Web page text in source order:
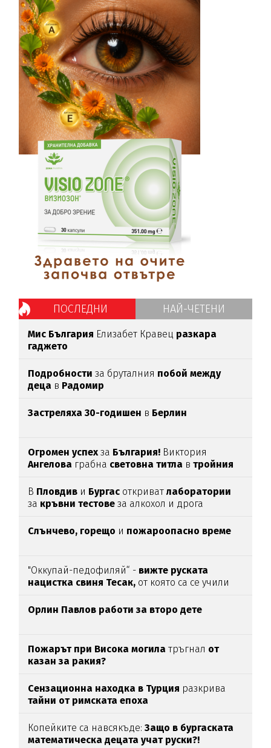
ПОСЛЕДНИ НАЙ-ЧЕТЕНИ
Мис България Елизабет Кравец разкара
гаджето
Подробностиза бруталния побой между
деца в Радомир
Застреляха 30-годишен в Берлин
Огромен успехза България! Виктория
Ангелова грабна световна титла в тройния
В Пловдив и Бургас откриватлаборатории
за кръвни тестовеза алкохол и дрога
Слънчево, горещо и пожароопасно време
"Оккупай-педофиляй“ - вижте руската
нацистка свиня Тесак, от която са се учили
Орлин Павлов работи за второ дете
Пожарът при Висока могила тръгнал от
казан за ракия?
Сензационна находка в Турция разкрива
тайни от римската епоха
Копейките са навсякъде:Защо в бургаската
математическа децата учат руски?!